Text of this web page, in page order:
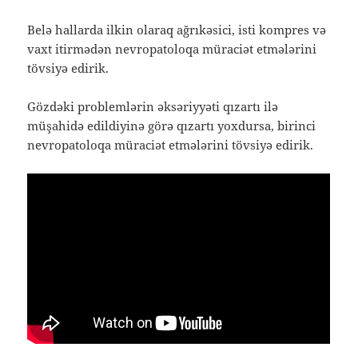
Belə hallarda ilkin olaraq ağrıkəsici, isti kompres və
vaxt itirmədən nevropatoloqa müraciət etmələrini
tövsiyə edirik.
Gözdəki problemlərin əksəriyyəti qızartı ilə
müşahidə edildiyinə görə qızartı yoxdursa, birinci
nevropatoloqa müraciət etmələrini tövsiyə edirik.